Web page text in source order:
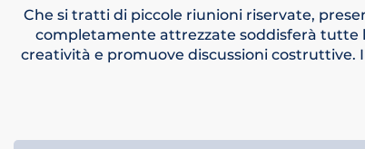
Che si tratti di piccole riunioni riservate,
completamente attrezzate soddisferà tutte
creatività e promuove discussioni costruttive.